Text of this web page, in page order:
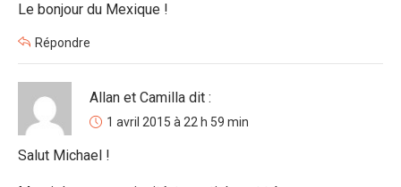
Le bonjour du Mexique !
Répondre
Allan et Camilla dit :
1 avril 2015 à 22 h 59 min
Salut Michael !